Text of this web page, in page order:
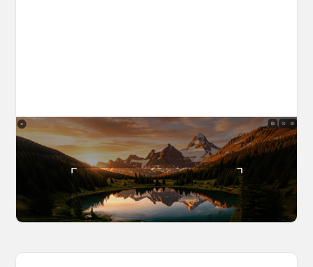
The World Builder's Handbook
Build a world once, shoot from it forever. Your
complete guide to creating, navigating, and
capturing inside OpenArt Worlds.
March 25, 2026